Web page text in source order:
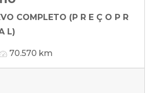
COMPLETO (P R E Ç O P R
L)
70.570 km